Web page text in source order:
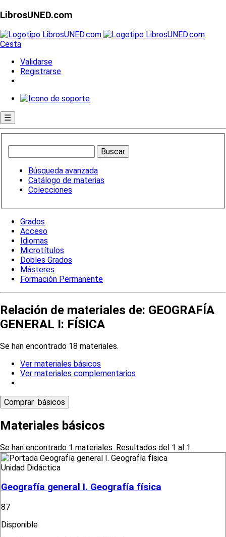
LibrosUNED.com
Cesta
Validarse
Registrarse
☰
Búsqueda avanzada
Catálogo de materias
Colecciones
Grados
Acceso
Idiomas
Microtítulos
Dobles Grados
Másteres
Formación Permanente
Relación de materiales de: GEOGRAFÍA
GENERAL I: FÍSICA
Se han encontrado 18 materiales.
Ver materiales básicos
Ver materiales complementarios
Materiales básicos
Se han encontrado 1 materiales. Resultados del 1 al 1.
Unidad Didáctica
Geografía general I. Geografía física
87
Disponible